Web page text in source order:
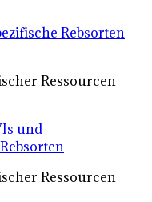
Rebsorten
Ressourcen
und
Ressourcen